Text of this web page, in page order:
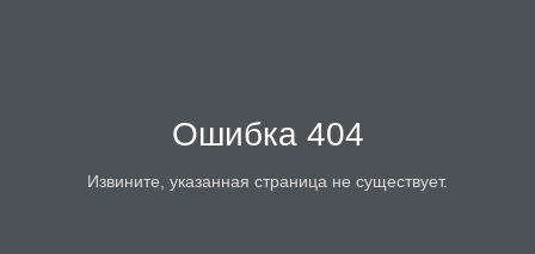
Ошибка 404
Извините, указанная страница не существует.